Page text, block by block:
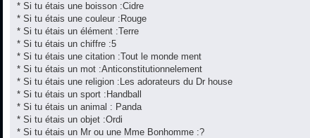
* Si tu étais une boisson :Cidre
* Si tu étais une couleur :Rouge
* Si tu étais un élément :Terre
* Si tu étais un chiffre :5
* Si tu étais une citation :Tout le monde ment
* Si tu étais un mot :Anticonstitutionnelement
* Si tu étais une religion :Les adorateurs du Dr house
* Si tu étais un sport :Handball
* Si tu étais un animal : Panda
* Si tu étais un objet :Ordi
* Si tu étais un Mr ou une Mme Bonhomme :?